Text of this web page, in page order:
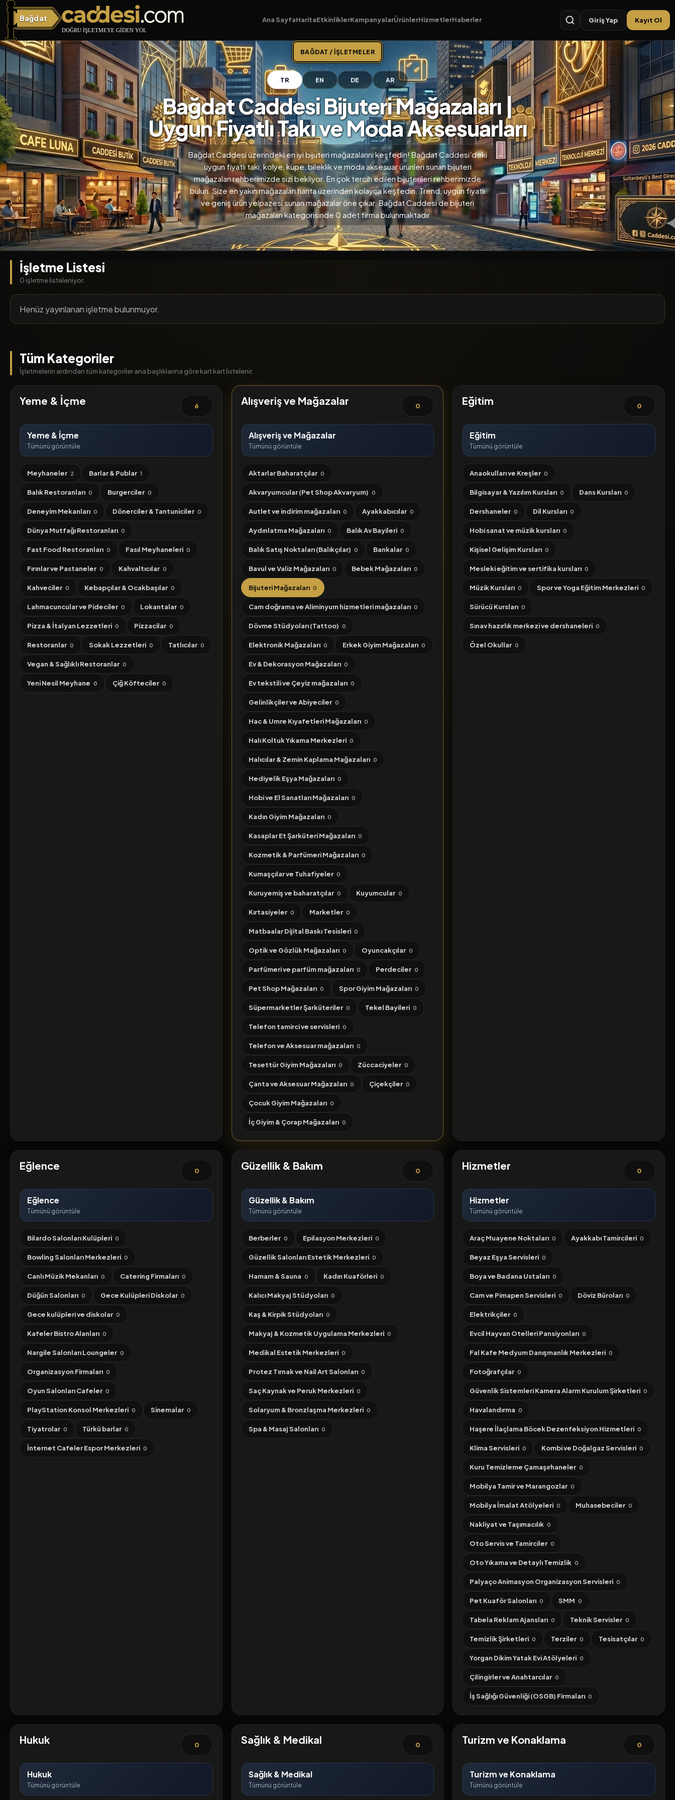
Bağdat
Bağdat Caddesi Ana SayfaHaritaEtkinliklerKampanyalarÜrünlerHizmetlerHaberler Giriş Yap Kayıt Ol
BAĞDAT / İŞLETMELER
TR EN DE AR
Bağdat Caddesi Bijuteri Mağazaları |
Uygun Fiyatlı Takı ve Moda Aksesuarları
Bağdat Caddesi üzerindeki en iyi bijuteri mağazalarını keşfedin! Bağdat Caddesi’deki
uygun fiyatlı takı, kolye, küpe, bileklik ve moda aksesuar ürünleri sunan bijuteri
mağazaları rehberimizde sizi bekliyor. En çok tercih edilen bijuterileri rehberimizde
bulun. Size en yakın mağazaları harita üzerinden kolayca keşfedin. Trend, uygun fiyatlı
ve geniş ürün yelpazesi sunan mağazalar öne çıkar. Bağdat Caddesi de bijuteri
mağazaları kategorisinde 0 adet firma bulunmaktadır
İşletme Listesi
0 işletme listeleniyor.
Henüz yayınlanan işletme bulunmuyor.
Tüm Kategoriler
İşletmelerin ardından tüm kategoriler ana başlıklarına göre kart kart listelenir.
Yeme & İçme 6
Yeme & İçme
Tümünü görüntüle
Meyhaneler 2 Barlar & Publar 1
Balık Restoranları 0 Burgerciler 0
Deneyim Mekanları 0 Dönerciler & Tantuniciler 0
Dünya Mutfağı Restoranları 0
Fast Food Restoranları 0 Fasıl Meyhaneleri 0
Fırınlar ve Pastaneler 0 Kahvaltıcılar 0
Kahveciler 0 Kebapçılar & Ocakbaşılar 0
Lahmacuncular ve Pideciler 0 Lokantalar 0
Pizza & İtalyan Lezzetleri 0 Pizzacilar 0
Restoranlar 0 Sokak Lezzetleri 0 Tatlıcılar 0
Vegan & Sağlıklı Restoranlar 0
Yeni Nesil Meyhane 0 Çiğ Köfteciler 0
Alışveriş ve Mağazalar 0
Alışveriş ve Mağazalar
Tümünü görüntüle
Aktarlar Baharatçılar 0
Akvaryumcular (Pet Shop Akvaryum) 0
Autlet ve indirim mağazaları 0 Ayakkabıcılar 0
Aydınlatma Mağazaları 0 Balık Av Bayileri 0
Balık Satış Noktaları (Balıkçılar) 0 Bankalar 0
Bavul ve Valiz Mağazaları 0 Bebek Mağazaları 0
Bijuteri Mağazaları 0
Cam doğrama ve Aliminyum hizmetleri mağazaları 0
Dövme Stüdyoları (Tattoo) 0
Elektronik Mağazaları 0 Erkek Giyim Mağazaları 0
Ev & Dekorasyon Mağazaları 0
Ev tekstili ve Çeyiz mağazaları 0
Gelinlikçiler ve Abiyeciler 0
Hac & Umre Kıyafetleri Mağazaları 0
Halı Koltuk Yıkama Merkezleri 0
Halıcılar & Zemin Kaplama Mağazaları 0
Hediyelik Eşya Mağazaları 0
Hobi ve El Sanatları Mağazaları 0
Kadın Giyim Mağazaları 0
Kasaplar Et Şarküteri Mağazaları 0
Kozmetik & Parfümeri Mağazaları 0
Kumaşçılar ve Tuhafiyeler 0
Kuruyemiş ve baharatçılar 0 Kuyumcular 0
Kırtasiyeler 0 Marketler 0
Matbaalar Dijital Baskı Tesisleri 0
Optik ve Gözlük Mağazaları 0 Oyuncakçılar 0
Parfümeri ve parfüm mağazaları 0 Perdeciler 0
Pet Shop Mağazaları 0 Spor Giyim Mağazaları 0
Süpermarketler Şarküteriler 0 Tekel Bayileri 0
Telefon tamirci ve servisleri 0
Telefon ve Aksesuar mağazaları 0
Tesettür Giyim Mağazaları 0 Züccaciyeler 0
Çanta ve Aksesuar Mağazaları 0 Çiçekçiler 0
Çocuk Giyim Mağazaları 0
İç Giyim & Çorap Mağazaları 0
Eğitim 0
Eğitim
Tümünü görüntüle
Anaokulları ve Kreşler 0
Bilgisayar & Yazılım Kursları 0 Dans Kursları 0
Dershaneler 0 Dil Kursları 0
Hobi sanat ve müzik kursları 0
Kişisel Gelişim Kursları 0
Mesleki eğitim ve sertifika kursları 0
Müzik Kursları 0 Spor ve Yoga Eğitim Merkezleri 0
Sürücü Kursları 0
Sınav hazırlık merkezi ve dershaneleri 0
Özel Okullar 0
Eğlence 0
Eğlence
Tümünü görüntüle
Bilardo Salonları Kulüpleri 0
Bowling Salonları Merkezleri 0
Canlı Müzik Mekanları 0 Catering Firmaları 0
Düğün Salonları 0 Gece Kulüpleri Diskolar 0
Gece kulüpleri ve diskolar 0
Kafeler Bistro Alanları 0
Nargile Salonları Loungeler 0
Organizasyon Firmaları 0
Oyun Salonları Cafeler 0
PlayStation Konsol Merkezleri 0 Sinemalar 0
Tiyatrolar 0 Türkü barlar 0
İnternet Cafeler Espor Merkezleri 0
Güzellik & Bakım 0
Güzellik & Bakım
Tümünü görüntüle
Berberler 0 Epilasyon Merkezleri 0
Güzellik Salonları Estetik Merkezleri 0
Hamam & Sauna 0 Kadın Kuaförleri 0
Kalıcı Makyaj Stüdyoları 0
Kaş & Kirpik Stüdyoları 0
Makyaj & Kozmetik Uygulama Merkezleri 0
Medikal Estetik Merkezleri 0
Protez Tırnak ve Nail Art Salonları 0
Saç Kaynak ve Peruk Merkezleri 0
Solaryum & Bronzlaşma Merkezleri 0
Spa & Masaj Salonları 0
Hizmetler 0
Hizmetler
Tümünü görüntüle
Araç Muayene Noktaları 0 Ayakkabı Tamircileri 0
Beyaz Eşya Servisleri 0
Boya ve Badana Ustaları 0
Cam ve Pimapen Servisleri 0 Döviz Büroları 0
Elektrikçiler 0
Evcil Hayvan Otelleri Pansiyonları 0
Fal Kafe Medyum Danışmanlık Merkezleri 0
Fotoğrafçılar 0
Güvenlik Sistemleri Kamera Alarm Kurulum Şirketleri 0
Havalandırma 0
Haşere İlaçlama Böcek Dezenfeksiyon Hizmetleri 0
Klima Servisleri 0 Kombi ve Doğalgaz Servisleri 0
Kuru Temizleme Çamaşırhaneler 0
Mobilya Tamir ve Marangozlar 0
Mobilya İmalat Atölyeleri 0 Muhasebeciler 0
Nakliyat ve Taşımacılık 0
Oto Servis ve Tamirciler 0
Oto Yıkama ve Detaylı Temizlik 0
Palyaço Animasyon Organizasyon Servisleri 0
Pet Kuaför Salonları 0 SMM 0
Tabela Reklam Ajansları 0 Teknik Servisler 0
Temizlik Şirketleri 0 Terziler 0 Tesisatçılar 0
Yorgan Dikim Yatak Evi Atölyeleri 0
Çilingirler ve Anahtarcılar 0
İş Sağlığı Güvenliği (OSGB) Firmaları 0
Hukuk 0
Hukuk
Tümünü görüntüle
Sağlık & Medikal 0
Sağlık & Medikal
Tümünü görüntüle
Turizm ve Konaklama 0
Turizm ve Konaklama
Tümünü görüntüle